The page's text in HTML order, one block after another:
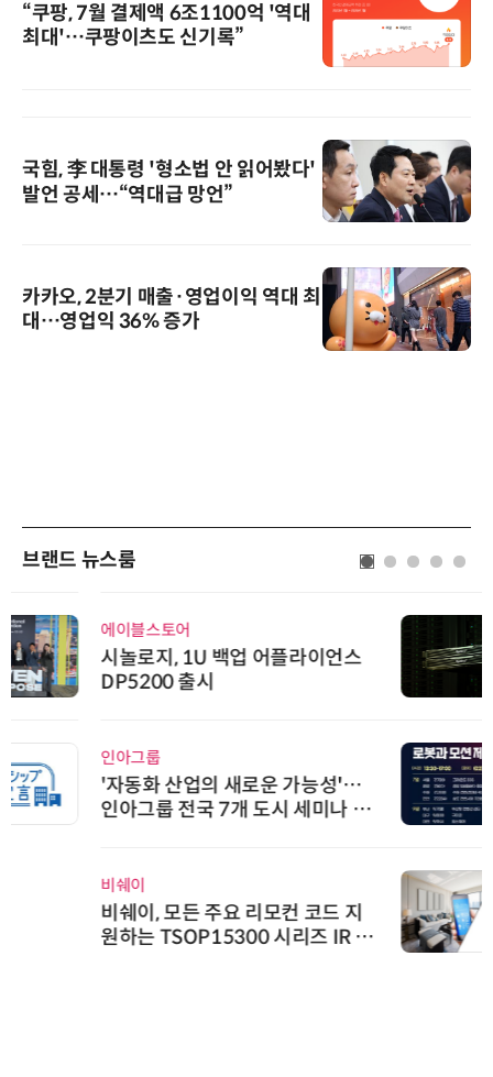
“쿠팡, 7월 결제액 6조1100억 '역대
최대'…쿠팡이츠도 신기록”
국힘, 李 대통령 '형소법 안 읽어봤다'
발언 공세…“역대급 망언”
카카오, 2분기 매출·영업이익 역대 최
대…영업익 36% 증가
브랜드 뉴스룸
에이블스토어
시놀로지, 1U 백업 어플라이언스
DP5200 출시
'자동화 산업의 새로운 가능성'…
인아그룹 전국 7개 도시 세미나 페
어 개최
비쉐이, 모든 주요 리모컨 코드 지
원하는 TSOP15300 시리즈 IR 수